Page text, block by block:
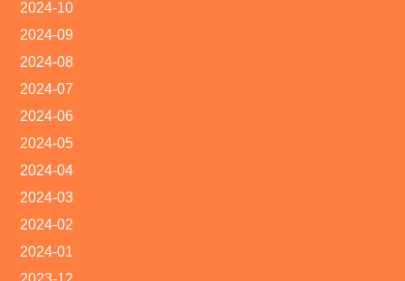
2024-10
2024-09
2024-08
2024-07
2024-06
2024-05
2024-04
2024-03
2024-02
2024-01